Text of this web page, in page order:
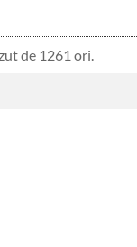
de 1261 ori.